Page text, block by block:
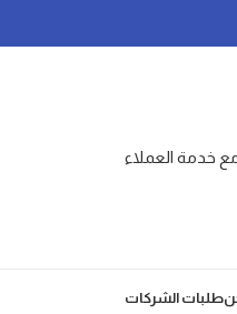
خدمة العملاء
طلبات الشركات